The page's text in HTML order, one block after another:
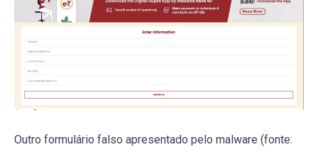
Outro formulário falso apresentado pelo malware (fonte: